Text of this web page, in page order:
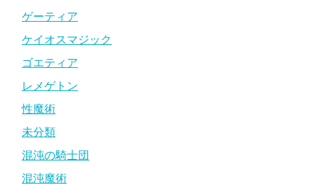
ゲーティア
ケイオスマジック
ゴエティア
レメゲトン
性魔術
未分類
混沌の騎士団
混沌魔術